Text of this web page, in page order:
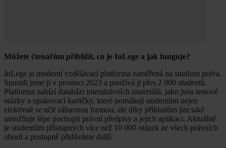
Můžete čtenářům přiblížit, co je InLege a jak funguje?
InLege je moderní vzdělávací platforma zaměřená na studium práva.
Spustili jsme ji v prosinci 2023 a používá ji přes 2 000 studentů.
Platforma nabízí databázi interaktivních materiálů, jako jsou testové
otázky a opakovací kartičky, které pomáhají studentům nejen
efektivně se učit zábavnou formou, ale díky příkladům jim také
umožňuje lépe pochopit právní předpisy a jejich aplikaci. Aktuálně
je studentům přístupných více než 10 000 otázek ze všech právních
oborů a postupně přidáváme další.